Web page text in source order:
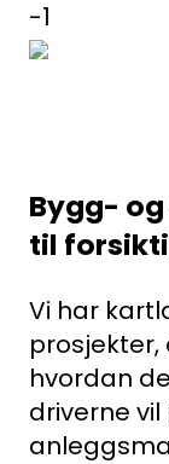
-1
Bygg-
til
Vi har
hvordan
driverne